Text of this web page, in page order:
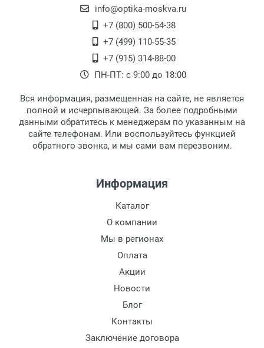
Ширина мостика:
Степень защиты:
Тип оправы:
Материал линзы:
Материал оправы:
Материал дужки:
Оплата товара производится
наличными непосредственно на пункте
выдачи товара.
Перечисление средств на расчетный счет.
офисе по адресу: г. Москва,
Переведеновский переулок 17, корпус 1,
второй этаж, тел. +7 (499) 110-55-35.
После того, как заказ поступает в пункт
выдачи, наш менеджер связывается с
клиентом и оповещает о поступлении
товара.
Для получения товара при себе
обязательно иметь паспорт.
Заказ необходимо забрать в течение 3
рабочих дней с момента поступления на
дополнительных расходов за хранение
Доставляем товар по Москве компанией
Сдэк до ближайшего к вам пункта
Доставка транспортными компаниями по
преимущественно по России.
info@optika-moskva.ru
+7 (800) 500-54-38
+7 (499) 110-55-35
+7 (915) 314-88-00
ПН-ПТ: с 9:00 до 18:00
Вся информация, размещенная на сайте, не является
полной и исчерпывающей. За более подробными
данными обратитесь к менеджерам по указанным на
сайте телефонам. Или воспользуйтесь функцией
обратного звонка, и мы сами вам перезвоним.
Информация
Каталог
О компании
Мы в регионах
Оплата
Акции
Новости
Блог
Контакты
Заключение договора